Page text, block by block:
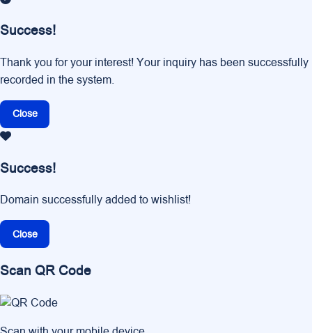
Success!
Thank you for your interest! Your inquiry has been successfully
recorded in the system.
Close
Success!
Domain successfully added to wishlist!
Close
Scan QR Code